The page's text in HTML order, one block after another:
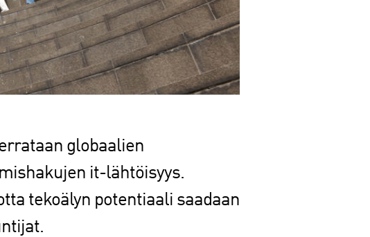
globaalien
it-lähtöisyys.
tekoälyn potentiaali saadaan